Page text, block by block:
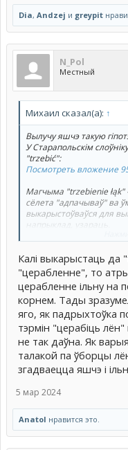
Dia, Andzej и greypit
N_Pol
Местный
Михаил сказал(а): ↑
Вылучу яшчэ такую
У Старапольскім
"trzebić":
Посмотреть вложение
Магчыма "trzebienie łąk" -
сёлета "адпачываў" ва
выкарыстоўваўся для
вёсцы, але ніколі не
выкарыстоўваецца як
скошваецца яшчэ на
лугу пасвіцца жывёла -
вытоптваецца.
Калі выкарыстаць да
"церабленне", то
церабленне ільну на
корнем. Тады
яго, як падрыхтоўка
тэрмін "церабіць
не так даўна. Як
талакой па ўборцы
згадваецца яшчэ і
5 мар 2024
Anatol нравится это.